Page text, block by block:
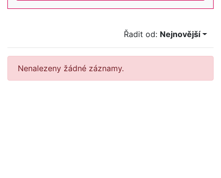
Řadit od: Nejnovější
Nenalezeny žádné záznamy.